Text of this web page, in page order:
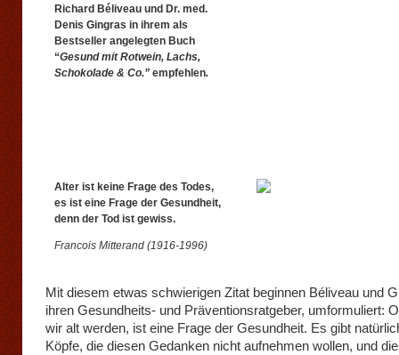
Richard Béliveau und Dr. med.
Denis Gingras in ihrem als
Bestseller angelegten Buch
“Gesund mit Rotwein, Lachs,
Schokolade & Co.” empfehlen.
Alter ist keine Frage des Todes,
es ist eine Frage der Gesundheit,
denn der Tod ist gewiss.
Francois Mitterand (1916-1996)
Mit diesem etwas schwierigen Zitat beginnen Béliveau und
ihren Gesundheits- und Präventionsratgeber, umformuliert:
wir alt werden, ist eine Frage der Gesundheit. Es gibt
Köpfe, die diesen Gedanken nicht aufnehmen wollen, und